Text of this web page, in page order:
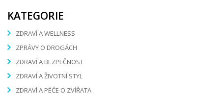
KATEGORIE
ZDRAVÍ A WELLNESS
ZPRÁVY O DROGÁCH
ZDRAVÍ A BEZPEČNOST
ZDRAVÍ A ŽIVOTNÍ STYL
ZDRAVÍ A PÉČE O ZVÍŘATA